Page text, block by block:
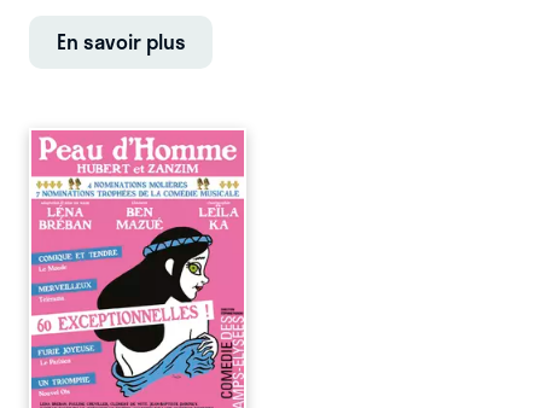
En savoir plus